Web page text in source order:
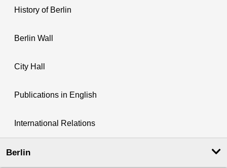
History of Berlin
Berlin Wall
City Hall
Publications in English
International Relations
Berlin